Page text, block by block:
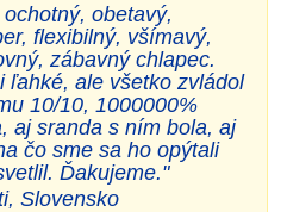
obetavý,
flexibilný, všímavý,
zábavný chlapec.
ľahké, ale všetko zvládol
10/10, 1000000%
aj sranda s ním bola, aj
čo sme sa ho opýtali
Ďakujeme."
Slovensko